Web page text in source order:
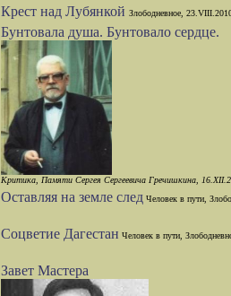
Крест над Лубянкой Злободневное,
Бунтовала душа. Бунтовало сердце.
Критика, Памяти Сергея Сергеевича Гречишкина,
Оставляя на земле след Человек в пути,
Соцветие Дагестан Человек в пути,
Завет Мастера